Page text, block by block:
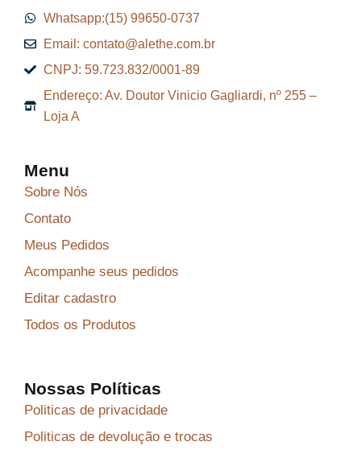
Whatsapp:(15) 99650-0737
Email: contato@alethe.com.br
CNPJ: 59.723.832/0001-89
Endereço: Av. Doutor Vinicio Gagliardi, nº 255 –
Loja A
Menu
Sobre Nós
Contato
Meus Pedidos
Acompanhe seus pedidos
Editar cadastro
Todos os Produtos
Nossas Políticas
Politicas de privacidade
Politicas de devolução e trocas